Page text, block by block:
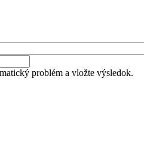
problém a vložte výsledok.